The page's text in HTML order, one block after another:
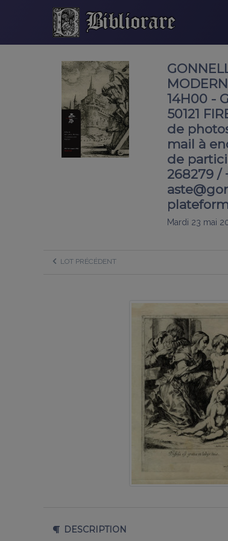
14H00 -
50121
de
mail à
de
268279 /
Mardi 23 mai
LOT PRÉCÉDENT
DESCRIPTION